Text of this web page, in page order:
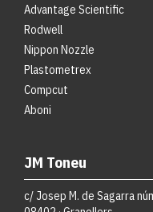
Advantage Scientific
Rodwell
Nippon Nozzle
Plastometrex
Compcut
Aboni
JM Toneu
c/ Josep M. de Sagarra